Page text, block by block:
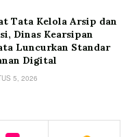
Tata Kelola Arsip dan
Dinas Kearsipan
Luncurkan Standar
Digital
5, 2026